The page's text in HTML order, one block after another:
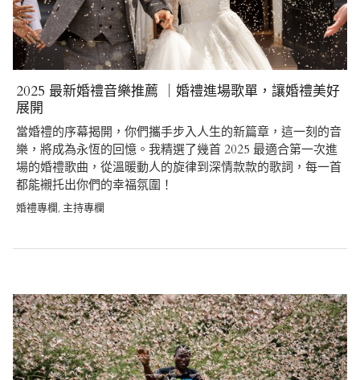
2025 最新婚禮音樂推薦 ｜婚禮進場歌單，讓婚禮美好
展開
當婚禮的序幕揭開，你們攜手步入人生的新篇章，這一刻的音
樂，將成為永恆的回憶。我精選了幾首 2025 最適合第一次進
場的婚禮歌曲，從溫暖動人的旋律到深情款款的歌詞，每一首
都能襯托出你們的幸福氛圍！
婚禮專欄 主持專欄
navigation